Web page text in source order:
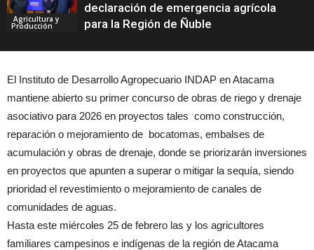
Agricultura y
Producción
declaración de emergencia agrícola
para la Región de Ñuble
El Instituto de Desarrollo Agropecuario INDAP en Atacama
mantiene abierto su primer concurso de obras de riego y drenaje
asociativo para 2026 en proyectos tales como construcción,
reparación o mejoramiento de bocatomas, embalses de
acumulación y obras de drenaje, donde se priorizarán inversiones
en proyectos que apunten a superar o mitigar la sequía, siendo
prioridad el revestimiento o mejoramiento de canales de
comunidades de aguas.
Hasta este miércoles 25 de febrero las y los agricultores
familiares campesinos e indígenas de la región de Atacama